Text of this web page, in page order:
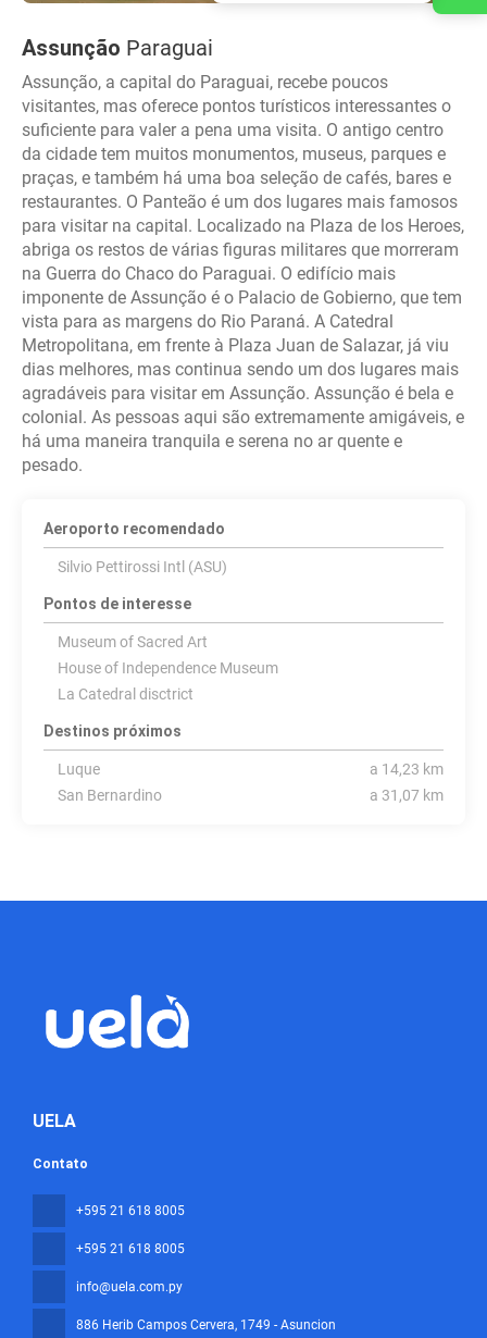
Assunção Paraguai
Assunção, a capital do Paraguai, recebe poucos
visitantes, mas oferece pontos turísticos interessantes o
suficiente para valer a pena uma visita. O antigo centro
da cidade tem muitos monumentos, museus, parques e
praças, e também há uma boa seleção de cafés, bares e
restaurantes. O Panteão é um dos lugares mais famosos
para visitar na capital. Localizado na Plaza de los Heroes,
abriga os restos de várias figuras militares que morreram
na Guerra do Chaco do Paraguai. O edifício mais
imponente de Assunção é o Palacio de Gobierno, que tem
vista para as margens do Rio Paraná. A Catedral
Metropolitana, em frente à Plaza Juan de Salazar, já viu
dias melhores, mas continua sendo um dos lugares mais
agradáveis para visitar em Assunção. Assunção é bela e
colonial. As pessoas aqui são extremamente amigáveis, e
há uma maneira tranquila e serena no ar quente e
pesado.
Aeroporto recomendado
Silvio Pettirossi Intl (ASU)
Pontos de interesse
Museum of Sacred Art
House of Independence Museum
La Catedral disctrict
Destinos próximos
Luque
a 14,23 km
San Bernardino
a 31,07 km
UELA
Contato
+595 21 618 8005
+595 21 618 8005
info@uela.com.py
886 Herib Campos Cervera, 1749 - Asuncion